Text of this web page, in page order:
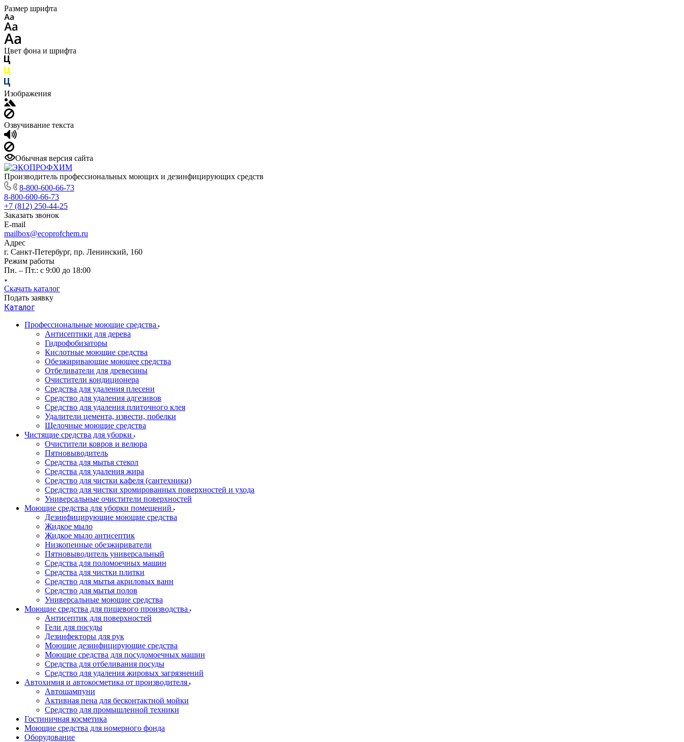
Размер шрифта
Цвет фона и шрифта
Изображения
Озвучивание текста
Обычная версия сайта
Производитель профессиональных моющих и дезинфицирующих средств
8-800-600-66-73
8-800-600-66-73
+7 (812) 250-44-25
Заказать звонок
E-mail
mailbox@ecoprofchem.ru
Адрес
г. Санкт-Петербург, пр. Ленинский, 160
Режим работы
Пн. – Пт.: с 9:00 до 18:00
Скачать каталог
Подать заявку
Каталог
Профессиональные моющие средства
Антисептики для дерева
Гидрофобизаторы
Кислотные моющие средства
Обезжиривающие моющее средства
Отбеливатели для древесины
Очистители кондиционера
Средства для удаления плесени
Средство для удаления адгезивов
Средство для удаления плиточного клея
Удалители цемента, извести, побелки
Щелочные моющие средства
Чистящие средства для уборки
Очистители ковров и велюра
Пятновыводитель
Средства для мытья стекол
Средства для удаления жира
Средство для чистки кафеля (сантехники)
Средство для чистки хромированных поверхностей и ухода
Универсальные очистители поверхностей
Моющие средства для уборки помещений
Дезинфицирующие моющие средства
Жидкое мыло
Жидкое мыло антисептик
Низкопенные обезжириватели
Пятновыводитель универсальный
Средства для поломоечных машин
Средства для чистки плитки
Средство для мытья акриловых ванн
Средство для мытья полов
Универсальные моющие средства
Моющие средства для пищевого производства
Антисептик для поверхностей
Гели для посуды
Дезинфекторы для рук
Моющие дезинфицирующие средства
Моющие средства для посудомоечных машин
Средства для отбеливания посуды
Средство для удаления жировых загрязнений
Автохимия и автокосметика от производителя
Автошампуни
Активная пена для бесконтактной мойки
Средство для промышленной техники
Гостиничная косметика
Моющие средства для номерного фонда
Оборудование